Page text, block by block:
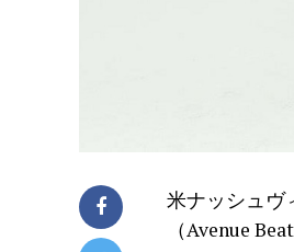
米ナッシュヴ
（Avenue